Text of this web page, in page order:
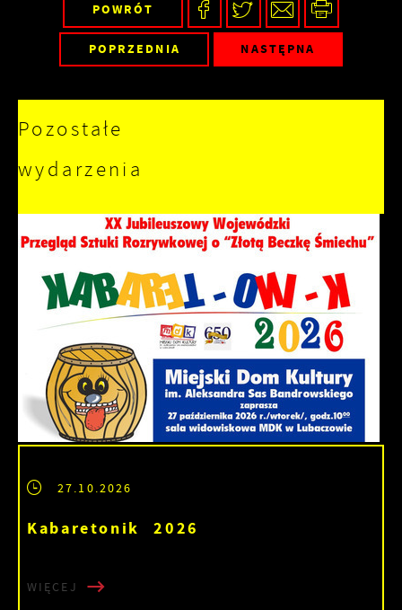
POWRÓT
POPRZEDNIA NASTĘPNA
Pozostałe
wydarzenia
27.10.2026
Kabaretonik 2026
WIĘCEJ